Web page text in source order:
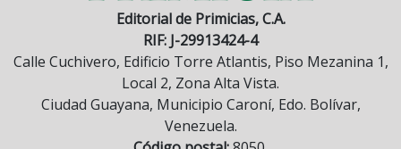
Editorial de Primicias, C.A.
RIF: J-29913424-4
Calle Cuchivero, Edificio Torre Atlantis, Piso Mezanina 1,
Local 2, Zona Alta Vista.
Ciudad Guayana, Municipio Caroní, Edo. Bolívar,
Venezuela.